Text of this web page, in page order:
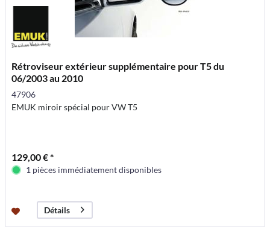
Rétroviseur extérieur supplémentaire pour T5 du
06/2003 au 2010
47906
EMUK miroir spécial pour VW T5
129,00 € *
1 pièces immédiatement disponibles
Détails